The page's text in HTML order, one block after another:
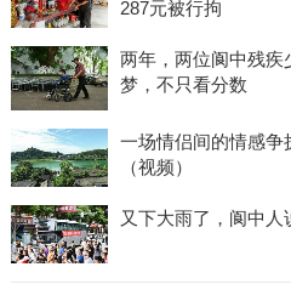
287元被行拘
两年，两位阆中残疾
梦，不只看分数
一场情侣间的情感争
（视频）
又下大雨了，阆中